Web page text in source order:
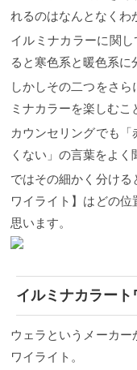
れるのはなんとなくわ
イルミナカラーに関
ると寒色系と暖色系に
しかしその二つをさ
ミナカラーを楽しむこ
カウンセリングでも
くない」の言葉をよく
ではその細かく分ける
ワイライト】はどの
思います。
イルミナカラー
ウェラというメーカー
ワイライト。